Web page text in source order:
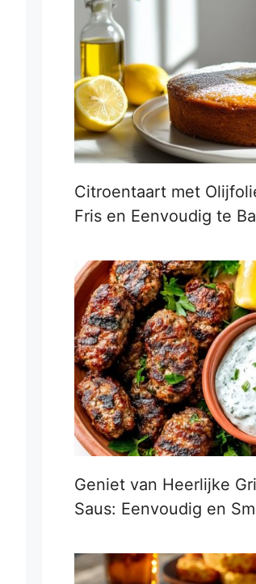
Citroentaart met
Fris en Eenvoudig te
Geniet van Heerlijke
Saus: Eenvoudig en